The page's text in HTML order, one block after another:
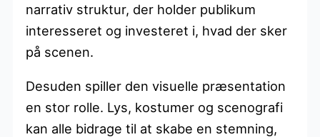
narrativ struktur, der holder publikum
interesseret og investeret i, hvad der sker
på scenen.
Desuden spiller den visuelle præsentation
en stor rolle. Lys, kostumer og scenografi
kan alle bidrage til at skabe en stemning,